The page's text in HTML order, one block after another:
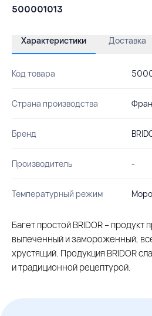
500001013
Характеристики Доставка
Код товара
Страна производства
Бренд
Производитель -
Температурный режим
Багет простой BRIDOR – продукт
выпеченный и замороженный,
хрустящий. Продукция BRIDOR
и традиционной рецептурой.